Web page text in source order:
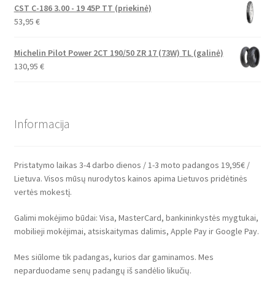
CST C-186 3.00 - 19 45P TT (priekinė)
53,95 €
Michelin Pilot Power 2CT 190/50 ZR 17 (73W) TL (galinė)
130,95 €
Informacija
Pristatymo laikas 3-4 darbo dienos / 1-3 moto padangos 19,95€ /
Lietuva. Visos mūsų nurodytos kainos apima Lietuvos pridėtinės
vertės mokestį.
Galimi mokėjimo būdai: Visa, MasterCard, bankininkystės mygtukai,
mobilieji mokėjimai, atsiskaitymas dalimis, Apple Pay ir Google Pay.
Mes siūlome tik padangas, kurios dar gaminamos. Mes
neparduodame senų padangų iš sandėlio likučių.